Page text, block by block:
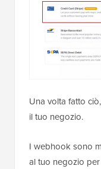
Una volta fatto
il tuo negozio.
I webhook sono
al tuo negozio